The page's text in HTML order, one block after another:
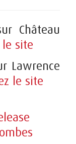
Château
site
Lawrence
le site